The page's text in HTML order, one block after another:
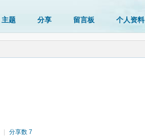
主题 分享 留言板 个人资料
分享数 7